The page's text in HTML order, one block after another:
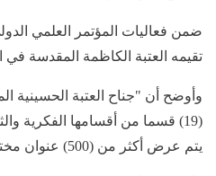
ضمن فعاليات المؤتمر العلمي
تقيمه العتبة الكاظمة المقدسة في
وأوضح أن "جناح العتبة الحسينية
(19) قسما من أقسامها الفكرية
يتم عرض أكثر من (500) عنوان مختلف".